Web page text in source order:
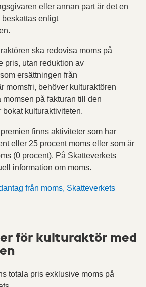
eller annan part är det en
enligt
ska redovisa moms på
pris, utan reduktion av
ersättningen från
momsfri, behöver kulturaktören
på fakturan till den
bokat kulturaktiviteten.
finns aktiviteter som har
eller 25 procent moms eller som är
(0 procent). På Skatteverkets
information om moms.
från moms, Skatteverkets
för kulturaktör med
totala pris exklusive moms på